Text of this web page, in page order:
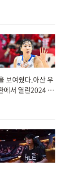
보여줬다.아산 우
에서 열린2024 우